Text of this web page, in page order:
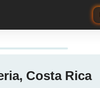
Costa Rica